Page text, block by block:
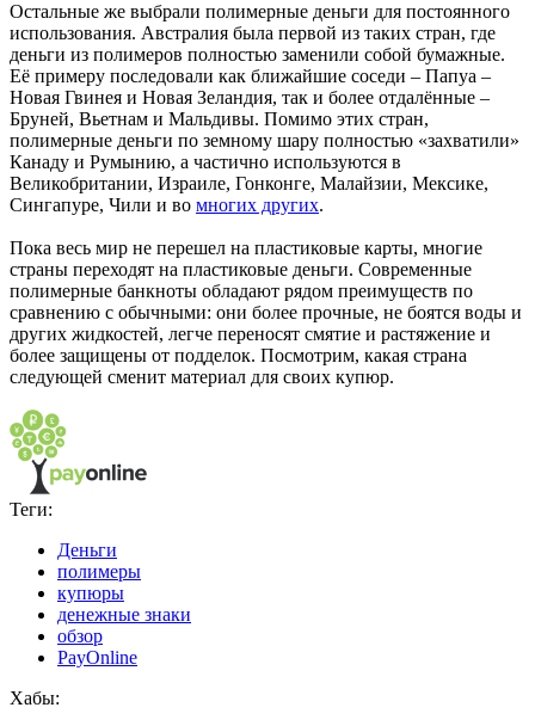
Остальные же выбрали полимерные деньги для постоянного
использования. Австралия была первой из таких стран, где
деньги из полимеров полностью заменили собой бумажные.
Её примеру последовали как ближайшие соседи – Папуа –
Новая Гвинея и Новая Зеландия, так и более отдалённые –
Бруней, Вьетнам и Мальдивы. Помимо этих стран,
полимерные деньги по земному шару полностью «захватили»
Канаду и Румынию, а частично используются в
Великобритании, Израиле, Гонконге, Малайзии, Мексике,
Сингапуре, Чили и во многих других.
Пока весь мир не перешел на пластиковые карты, многие
страны переходят на пластиковые деньги. Современные
полимерные банкноты обладают рядом преимуществ по
сравнению с обычными: они более прочные, не боятся воды и
других жидкостей, легче переносят смятие и растяжение и
более защищены от подделок. Посмотрим, какая страна
следующей сменит материал для своих купюр.
Теги:
Деньги
полимеры
купюры
денежные знаки
обзор
PayOnline
Хабы: